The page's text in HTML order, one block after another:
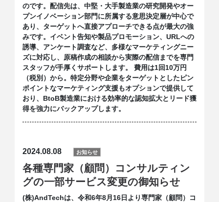
のです。配信先は、中堅・大手製造業の研究開発やオー
プンイノベーション部門に所属する意思決定層が中心で
あり、ターゲットへ直接アプローチできる点が最大の強
みです。イベント告知や製品プロモーション、URLへの
誘導、アンケート調査など、多様なマーケティングニー
ズに対応し、原稿作成の相談から実際の配信までを専門
スタッフが手厚くサポートします。 費用は1回10万円
（税別）から。特定分野や企業をターゲットとしたピン
ポイントなマーケティング支援もオプションで提供して
おり、BtoB製造業における効率的な認知拡大とリード獲
得を強力にバックアップします。
2024.08.08 お知らせ
各種専門家（顧問）コンサルティン
グの一部サービス変更の御知らせ
(株)AndTechは、令和6年8月16日より専門家（顧問）コ